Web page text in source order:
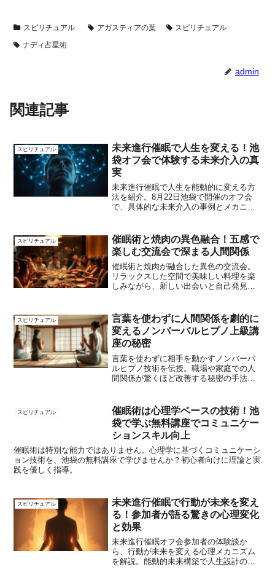
スピリチュアル アガスティアの葉
スピリチュアル
ナディ占星術
admin
関連記事
スピリチュアル
未来進行催眠で人生を変える！池
袋オフ会で体験する未来介入の真
実
未来進行催眠で人生を能動的に変える方
法を紹介。8月22日池袋で開催のオフ会
で、具体的な未来介入の事例とメカニズ
スピリチュアル
催眠術と焼肉の異色融合！五感で
楽しむ交流会で深まる人間関係
催眠術と焼肉が融合した異色の交流会。
リラックスした空間で美味しい料理を楽
しみながら、新しい出会いと自己発見の
スピリチュアル
言葉を使わずに人間関係を劇的に
変えるノンバーバルヒプノ上級講
座の秘密
言葉を使わずに相手を動かすノンバーバ
ルヒプノ技術を伝授。職場や家庭での人
間関係が驚くほど改善する秘密の手法を
スピリチュアル
催眠術は心理学ベースの技術！池
袋で学ぶ無料講座でコミュニケー
ションスキル向上
催眠術は特別な能力ではありません。心理学に基づくコミュニケーシ
ョン技術を、池袋の無料講座で学びませんか？初心者向けに理論と実
践を優しく指導。
スピリチュアル
未来進行催眠で行動が未来を変え
る！参加者が語る驚きの心理変化
と効果
未来進行催眠オフ会参加者の体験談か
ら、行動が未来を変える心理メカニズム
を解説。能動的未来構築で人生設計の質